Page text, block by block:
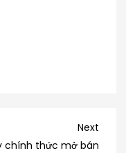
Next
chính thức mở bán